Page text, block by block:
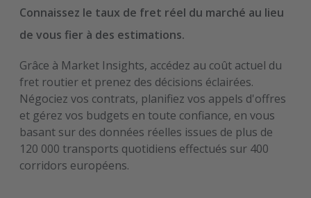
Connaissez le taux de fret réel du marché au lieu
de vous fier à des estimations.
Grâce à Market Insights, accédez au coût actuel du
fret routier et prenez des décisions éclairées.
Négociez vos contrats, planifiez vos appels d'offres
et gérez vos budgets en toute confiance, en vous
basant sur des données réelles issues de plus de
120 000 transports quotidiens effectués sur 400
corridors européens.